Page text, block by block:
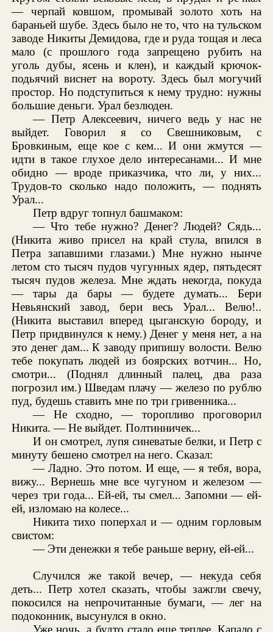
— черпай ковшом, промывай золото хоть на
бараньей шубе. Здесь было не то, что на тульском
заводе Никиты Демидова, где и руда тощая и леса
мало (с прошлого года запрещено рубить на
уголь дубы, ясень и клен), и каждый крючок-
подьячий виснет на вороту. Здесь был могучий
простор. Но подступиться к нему трудно: нужны
большие деньги. Урал безлюден.
— Петр Алексеевич, ничего ведь у нас не
выйдет. Говорил я со Свешниковым, с
Бровкиным, еще кое с кем... И они жмутся —
идти в такое глухое дело интересанами... И мне
обидно — вроде приказчика, что ли, у них...
Трудов-то сколько надо положить, — поднять
Урал...
Петр вдруг топнул башмаком:
— Что тебе нужно? Денег? Людей? Сядь...
(Никита живо присел на край стула, впился в
Петра запавшими глазами.) Мне нужно нынче
летом сто тысяч пудов чугунных ядер, пятьдесят
тысяч пудов железа. Мне ждать некогда, покуда
— тары да бары — будете думать... Бери
Невьянский завод, бери весь Урал... Велю!..
(Никита выставил вперед цыганскую бороду, и
Петр придвинулся к нему.) Денег у меня нет, а на
это денег дам... К заводу припишу волости. Велю
тебе покупать людей из боярских вотчин... Но,
смотри... (Поднял длинный палец, два раза
погрозил им.) Шведам плачу — железо по рублю
пуд, будешь ставить мне по три гривенника...
— Не сходно, — торопливо проговорил
Никита. — Не выйдет. Полтинничек...
И он смотрел, лупя синеватые белки, и Петр с
минуту бешено смотрел на него. Сказал:
— Ладно. Это потом. И еще, — я тебя, вора,
вижу... Вернешь мне все чугуном и железом —
через три года... Ей-ей, ты смел... Запомни — ей-
ей, изломаю на колесе...
Никита тихо поперхал и — одним горловым
свистом:
— Эти денежки я тебе раньше верну, ей-ей...
Случился же такой вечер, — некуда себя
деть... Петр хотел сказать, чтобы зажгли свечу,
покосился на непрочитанные бумаги, — лег на
подоконник, высунулся в окно.
Уже ночь, а будто стало еще теплее. Капало с